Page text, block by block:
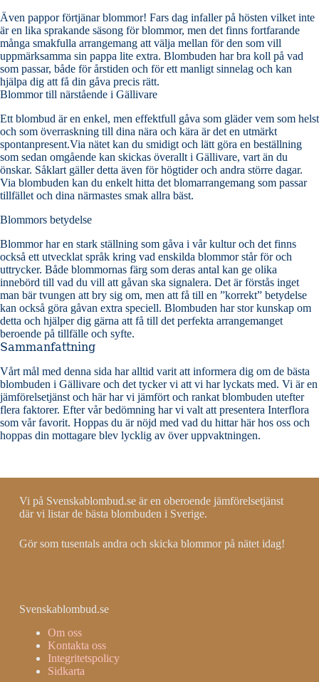
Även pappor förtjänar blommor! Fars dag infaller på hösten vilket inte
är en lika sprakande säsong för blommor, men det finns fortfarande
många smakfulla arrangemang att välja mellan för den som vill
uppmärksamma sin pappa lite extra. Blombuden har bra koll på vad
som passar, både för årstiden och för ett manligt sinnelag och kan
hjälpa dig att få din gåva precis rätt.
Blommor till närstående i Gällivare
Ett blombud är en enkel, men effektfull gåva som gläder vem som helst
och som överraskning till dina nära och kära är det en utmärkt
spontanpresent.Via nätet kan du smidigt och lätt göra en beställning
som sedan omgående kan skickas överallt i Gällivare, vart än du
önskar. Såklart gäller detta även för högtider och andra större dagar.
Via blombuden kan du enkelt hitta det blomarrangemang som passar
tillfället och dina närmastes smak allra bäst.
Blommors betydelse
Blommor har en stark ställning som gåva i vår kultur och det finns
också ett utvecklat språk kring vad enskilda blommor står för och
uttrycker. Både blommornas färg som deras antal kan ge olika
innebörd till vad du vill att gåvan ska signalera. Det är förstås inget
man bär tvungen att bry sig om, men att få till en ”korrekt” betydelse
kan också göra gåvan extra speciell. Blombuden har stor kunskap om
detta och hjälper dig gärna att få till det perfekta arrangemanget
beroende på tillfälle och syfte.
Sammanfattning
Vårt mål med denna sida har alltid varit att informera dig om de bästa
blombuden i Gällivare och det tycker vi att vi har lyckats med. Vi är en
jämförelsetjänst och här har vi jämfört och rankat blombuden utefter
flera faktorer. Efter vår bedömning har vi valt att presentera Interflora
som vår favorit. Hoppas du är nöjd med vad du hittar här hos oss och
hoppas din mottagare blev lycklig av över uppvaktningen.
Vi på Svenskablombud.se är en oberoende jämförelsetjänst
där vi listar de bästa blombuden i Sverige.
Gör som tusentals andra och skicka blommor på nätet idag!
Svenskablombud.se
Om oss
Kontakta oss
Integritetspolicy
Sidkarta